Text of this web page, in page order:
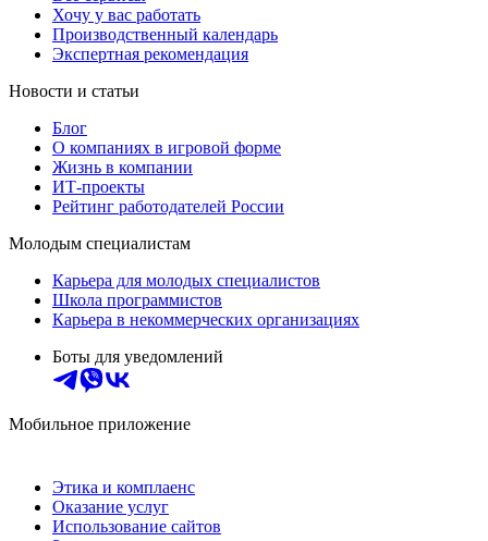
Хочу у вас работать
Производственный календарь
Экспертная рекомендация
Новости и статьи
Блог
О компаниях в игровой форме
Жизнь в компании
ИТ-проекты
Рейтинг работодателей России
Молодым специалистам
Карьера для молодых специалистов
Школа программистов
Карьера в некоммерческих организациях
Боты для уведомлений
Мобильное приложение
Этика и комплаенс
Оказание услуг
Использование сайтов